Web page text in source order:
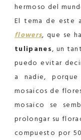
hermoso del
El tema de este
flowers, que se
tulipanes, un
puedo evitar
a nadie,
mosaicos de
mosaico se
prolongar su
compuesto por